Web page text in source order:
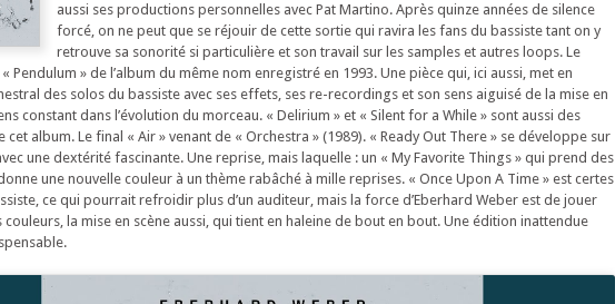
aussi ses productions personnelles avec Pat Martino. Après quinze années de silence
forcé, on ne peut que se réjouir de cette sortie qui ravira les fans du bassiste tant on y
retrouve sa sonorité si particulière et son travail sur les samples et autres loops. Le
Pendulum » de l’album du même nom enregistré en 1993. Une pièce qui, ici aussi, met en
des solos du bassiste avec ses effets, ses re-recordings et son sens aiguisé de la mise en
constant dans l’évolution du morceau. « Delirium » et « Silent for a While » sont aussi des
cet album. Le final « Air » venant de « Orchestra » (1989). « Ready Out There » se développe sur
une dextérité fascinante. Une reprise, mais laquelle : un « My Favorite Things » qui prend des
une nouvelle couleur à un thème rabâché à mille reprises. « Once Upon A Time » est certes
ce qui pourrait refroidir plus d’un auditeur, mais la force d’Eberhard Weber est de jouer
couleurs, la mise en scène aussi, qui tient en haleine de bout en bout. Une édition inattendue